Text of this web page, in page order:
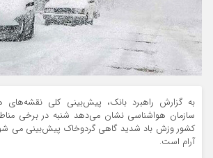
به گزارش راهبرد بانک، پیش‌بینی کلی نقشه‌های
سازمان هواشناسی نشان می‌دهد شنبه در برخی
کشور وزش باد شدید گاهی گردوخاک پیش‌بینی می
آرام است.